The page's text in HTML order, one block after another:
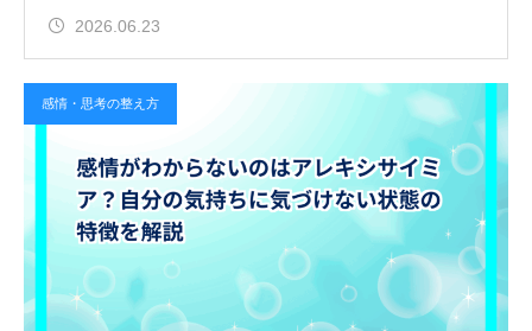
2026.06.23
感情・思考の整え方